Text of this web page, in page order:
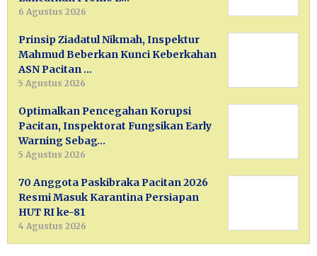
6 Agustus 2026
Prinsip Ziadatul Nikmah, Inspektur
Mahmud Beberkan Kunci Keberkahan
ASN Pacitan …
5 Agustus 2026
Optimalkan Pencegahan Korupsi
Pacitan, Inspektorat Fungsikan Early
Warning Sebag…
5 Agustus 2026
70 Anggota Paskibraka Pacitan 2026
Resmi Masuk Karantina Persiapan
HUT RI ke-81
4 Agustus 2026